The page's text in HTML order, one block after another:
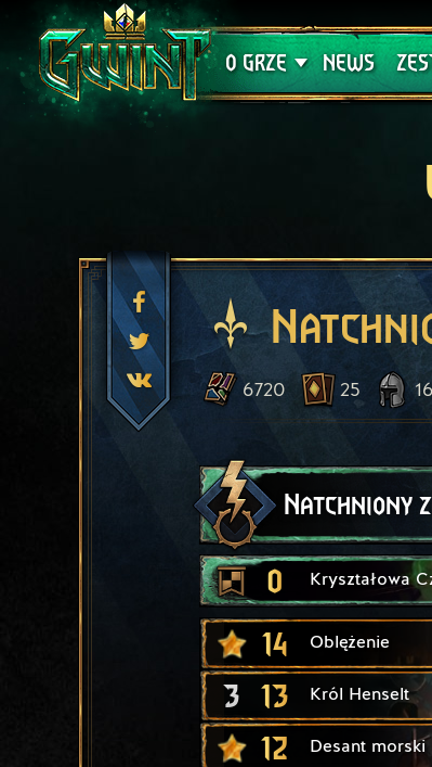
O GRZE
Wsparcie techniczne
NEWS
6720 25 16
Natchniony
0 Kryształowa
14 Oblężenie
3 13 Król Henselt
12 Desant morski